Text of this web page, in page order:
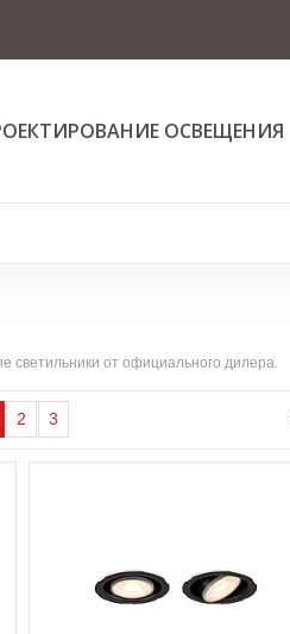
ОСВЕЩЕНИЯ
светильники от официального дилера.
2 3